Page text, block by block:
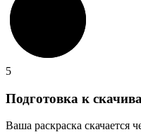
5
Подготовка к
Ваша раскраска скачается